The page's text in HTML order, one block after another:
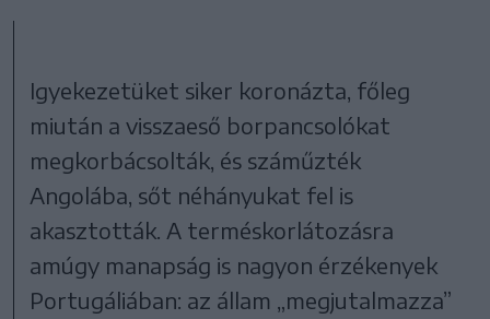
Igyekezetüket siker koronázta, főleg
miután a visszaeső borpancsolókat
megkorbácsolták, és száműzték
Angolába, sőt néhányukat fel is
akasztották. A terméskorlátozásra
amúgy manapság is nagyon érzékenyek
Portugáliában: az állam „megjutalmazza”